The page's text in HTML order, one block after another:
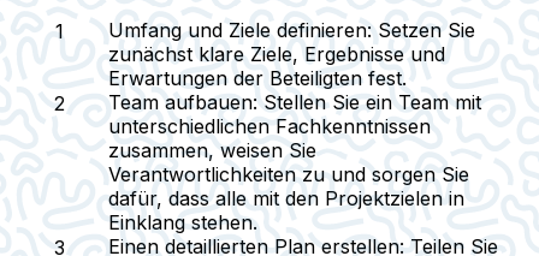
Umfang und Ziele definieren: Setzen Sie
zunächst klare Ziele, Ergebnisse und
Erwartungen der Beteiligten fest.
Team aufbauen: Stellen Sie ein Team mit
unterschiedlichen Fachkenntnissen
zusammen, weisen Sie
Verantwortlichkeiten zu und sorgen Sie
dafür, dass alle mit den Projektzielen in
Einklang stehen.
Einen detaillierten Plan erstellen: Teilen Sie